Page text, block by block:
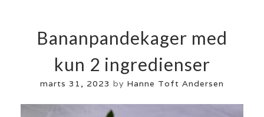
Bananpandekager med
kun 2 ingredienser
marts 31, 2023 by Hanne Toft Andersen